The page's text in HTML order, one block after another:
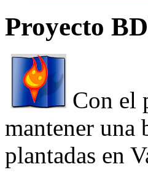
Proyecto
Con el
mantener una
plantadas en